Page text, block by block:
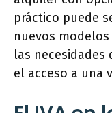
práctico puede
nuevos
las necesidades
el acceso a una